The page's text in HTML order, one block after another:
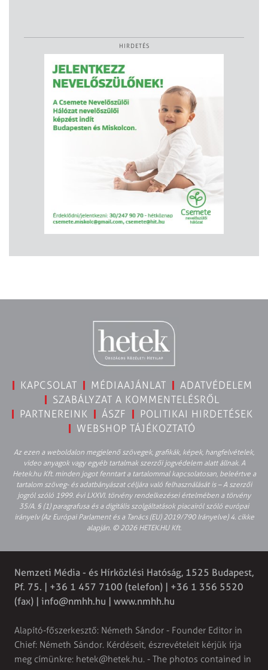
HIRDETÉS
KAPCSOLAT MÉDIAAJÁNLAT
ADATVÉDELEM
SZABÁLYZAT A KOMMENTELÉSRŐL
PARTNEREINK
ÁSZF
POLITIKAI HIRDETÉSEK
WEBSHOP TÁJÉKOZTATÓ
Az ezen a weboldalon megjelenő szövegek, grafikák, képek, hangfelvételek,
video anyagok vagy egyéb tartalmak szerzői jogvédelem alatt állnak. A
Hetek.hu Kft. minden jogot fenntart a tartalommal kapcsolatosan, beleértve a
tartalom szöveg- és adatbányászat céljára való felhasználását is – A szerzői
jogról szóló 1999. évi LXXVI. törvény rendelkezései értelmében a törvény
35/A. § (1) paragrafusa és a digitális szolgáltatások piacairól szóló európai
irányelv (Az Európai Parlament és a Tanács (EU) 2019/790 Irányelve) 4. cikke
alapján. © 2026 HETEK.HU Kft.
Nemzeti Média - és Hírközlési Hatóság, 1525 Budapest,
Pf. 75. | +36 1 457 7100 (telefon) | +36 1 356 5520
(fax) | info@nmhh.hu | www.nmhh.hu
Alapító-főszerkesztő: Németh Sándor - Founder Editor in
Chief: Németh Sándor. Kérdéseit, észrevételeit kérjük írja
meg címünkre: hetek@hetek.hu. - The photos contained in